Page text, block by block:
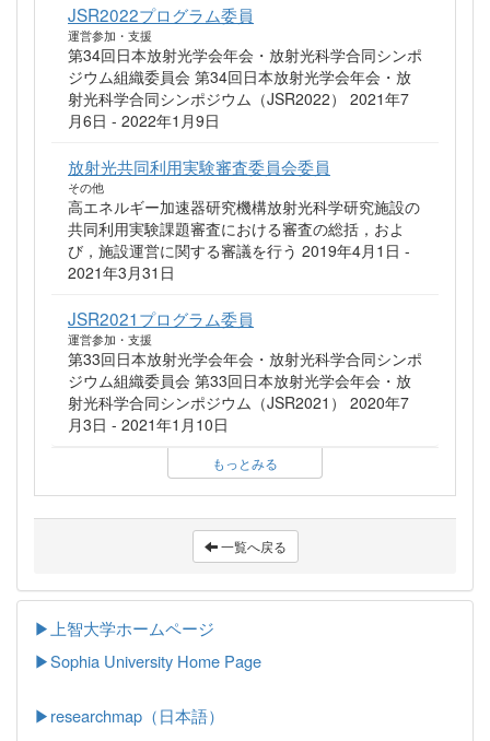
JSR2022プログラム委員
運営参加・支援
第34回日本放射光学会年会・放射光科学合同シンポ
ジウム組織委員会 第34回日本放射光学会年会・放
射光科学合同シンポジウム（JSR2022） 2021年7
月6日 - 2022年1月9日
放射光共同利用実験審査委員会委員
その他
高エネルギー加速器研究機構放射光科学研究施設の
共同利用実験課題審査における審査の総括，およ
び，施設運営に関する審議を行う 2019年4月1日 -
2021年3月31日
JSR2021プログラム委員
運営参加・支援
第33回日本放射光学会年会・放射光科学合同シンポ
ジウム組織委員会 第33回日本放射光学会年会・放
射光科学合同シンポジウム（JSR2021） 2020年7
月3日 - 2021年1月10日
もっとみる
一覧へ戻る
▶上智大学ホームページ
▶Sophia University Home Page
▶researchmap（日本語）